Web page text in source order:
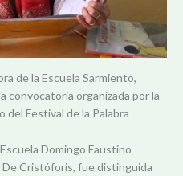
de la Escuela Sarmiento,
convocatoria organizada por la
del Festival de la Palabra
Domingo Faustino
De Cristóforis, fue distinguida